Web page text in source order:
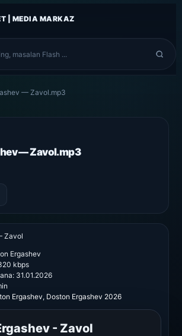
| MEDIA MARKAZ
— Zavol.mp3
— Zavol.mp3
Zavol
Ergashev
kbps
31.01.2026
Ergashev, Doston Ergashev 2026
- Zavol